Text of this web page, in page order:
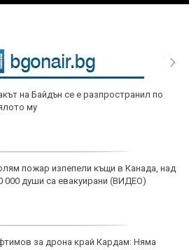
на Байдън се е разпространил по
му
пожар изпепели къщи в Канада, над
000 души са евакуирани (ВИДЕО)
за дрона край Кардам: Няма